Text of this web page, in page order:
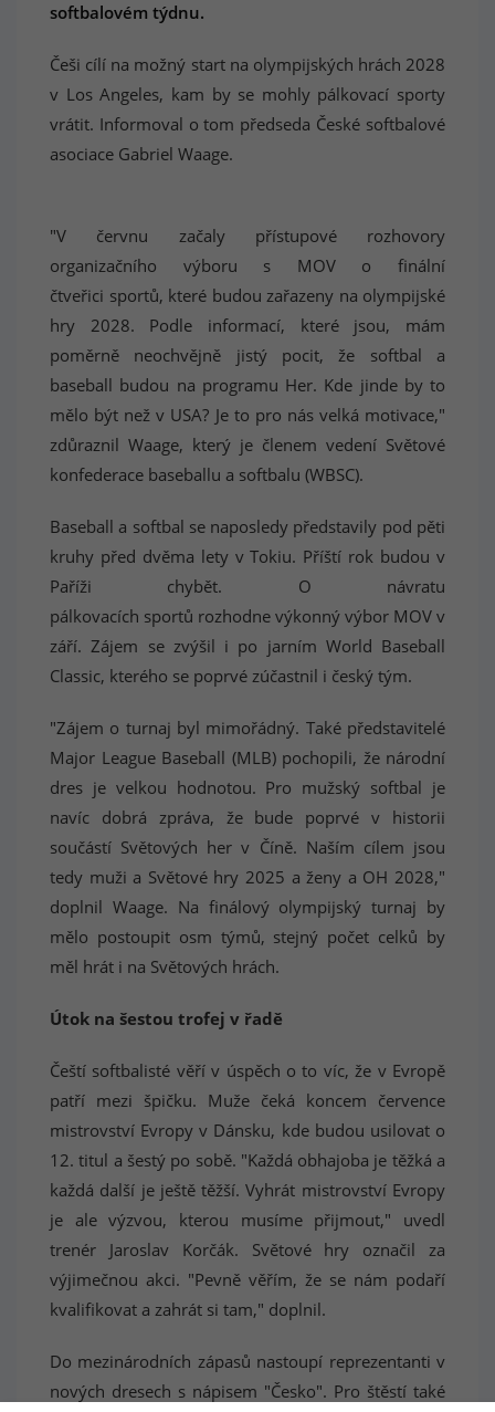
softbalovém týdnu.
Češi cílí na možný start na olympijských hrách 2028
v Los Angeles, kam by se mohly pálkovací sporty
vrátit. Informoval o tom předseda České softbalové
asociace Gabriel Waage.
"V červnu začaly přístupové rozhovory
organizačního výboru s MOV o finální
čtveřici sportů, které budou zařazeny na olympijské
hry 2028. Podle informací, které jsou, mám
poměrně neochvějně jistý pocit, že softbal a
baseball budou na programu Her. Kde jinde by to
mělo být než v USA? Je to pro nás velká motivace,"
zdůraznil Waage, který je členem vedení Světové
konfederace baseballu a softbalu (WBSC).
Baseball a softbal se naposledy představily pod pěti
kruhy před dvěma lety v Tokiu. Příští rok budou v
Paříži chybět. O návratu
pálkovacích sportů rozhodne výkonný výbor MOV v
září. Zájem se zvýšil i po jarním World Baseball
Classic, kterého se poprvé zúčastnil i český tým.
"Zájem o turnaj byl mimořádný. Také představitelé
Major League Baseball (MLB) pochopili, že národní
dres je velkou hodnotou. Pro mužský softbal je
navíc dobrá zpráva, že bude poprvé v historii
součástí Světových her v Číně. Naším cílem jsou
tedy muži a Světové hry 2025 a ženy a OH 2028,"
doplnil Waage. Na finálový olympijský turnaj by
mělo postoupit osm týmů, stejný počet celků by
měl hrát i na Světových hrách.
Útok na šestou trofej v řadě
Čeští softbalisté věří v úspěch o to víc, že v Evropě
patří mezi špičku. Muže čeká koncem července
mistrovství Evropy v Dánsku, kde budou usilovat o
12. titul a šestý po sobě. "Každá obhajoba je těžká a
každá další je ještě těžší. Vyhrát mistrovství Evropy
je ale výzvou, kterou musíme přijmout," uvedl
trenér Jaroslav Korčák. Světové hry označil za
výjimečnou akci. "Pevně věřím, že se nám podaří
kvalifikovat a zahrát si tam," doplnil.
Do mezinárodních zápasů nastoupí reprezentanti v
nových dresech s nápisem "Česko". Pro štěstí také